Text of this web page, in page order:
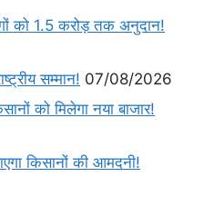
को 1.5 करोड़ तक अनुदान!
सम्मान! 07/08/2026
को मिलेगा नया बाजार!
किसानों की आमदनी!